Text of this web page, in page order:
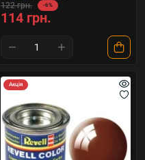
122 грн. -6%
114 грн.
Акція